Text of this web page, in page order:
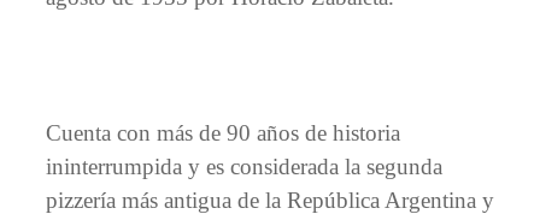
Cuenta con más de 90 años de historia
ininterrumpida y es considerada la segunda
pizzería más antigua de la República Argentina y